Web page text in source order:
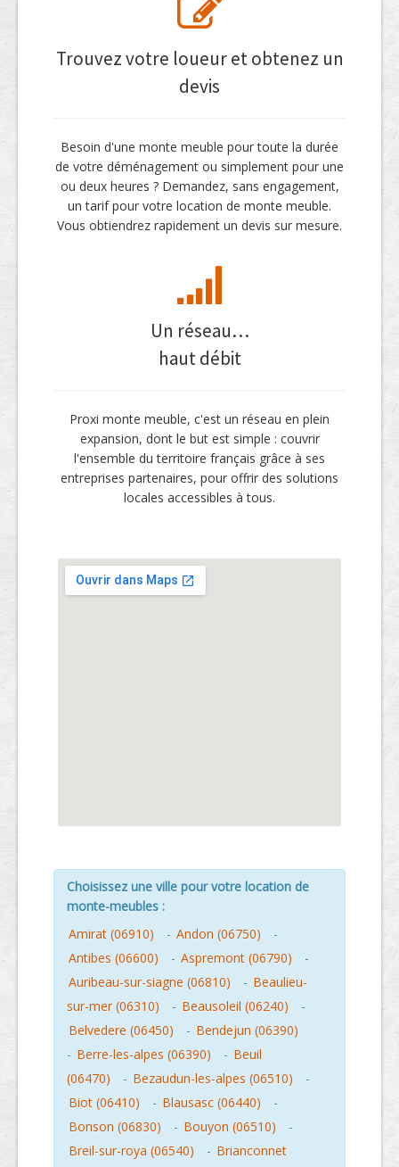
Trouvez votre loueur et obtenez un
devis
Besoin d'une monte meuble pour toute la durée
de votre déménagement ou simplement pour une
ou deux heures ? Demandez, sans engagement,
un tarif pour votre location de monte meuble.
Vous obtiendrez rapidement un devis sur mesure.
Un réseau…
haut débit
Proxi monte meuble, c'est un réseau en plein
expansion, dont le but est simple : couvrir
l'ensemble du territoire français grâce à ses
entreprises partenaires, pour offrir des solutions
locales accessibles à tous.
Choisissez une ville pour votre location de
monte-meubles :
Amirat (06910)
- Andon (06750)
-
Antibes (06600)
- Aspremont (06790)
-
Auribeau-sur-siagne (06810)
- Beaulieu-
sur-mer (06310)
- Beausoleil (06240)
-
Belvedere (06450)
- Bendejun (06390)
- Berre-les-alpes (06390) - Beuil
(06470)
- Bezaudun-les-alpes (06510)
-
Biot (06410)
- Blausasc (06440)
-
Bonson (06830)
- Bouyon (06510)
-
Breil-sur-roya (06540)
- Brianconnet